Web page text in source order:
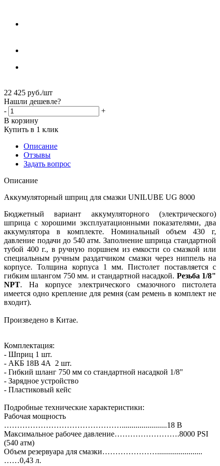
22 425 руб./шт
Нашли дешевле?
-
+
В корзину
Купить в 1 клик
Описание
Отзывы
Задать вопрос
Описание
Аккумуляторный шприц для смазки UNILUBE UG 8000
Бюджетный вариант аккумуляторного (электрического)
шприца с хорошими эксплуатационными показателями, два
аккумулятора в комплекте. Номинальный объем 430 г,
давление подачи до 540 атм. Заполнение шприца стандартной
тубой 400 г., в ручную поршнем из емкости со смазкой или
специальным ручным раздатчиком смазки через ниппель на
корпусе. Толщина корпуса 1 мм. Пистолет поставляется с
гибким шлангом 750 мм. и стандартной насадкой. Резьба 1/8"
NPT. На корпусе электрического смазочного пистолета
имеется одно крепление для ремня (сам ремень в комплект не
входит).
Произведено в Китае.
Комплектация:
- Шприц 1 шт.
- АКБ 18В 4А 2 шт.
- Гибкий шланг 750 мм со стандартной насадкой 1/8"
- Зарядное устройство
- Пластиковый кейс
Подробные технические характеристики:
Рабочая мощность
……………………………………….......................18 В
Максимальное рабочее давление…………………….8000 PSI
(540 атм)
Объем резервуара для смазки………………….......................
……0,43 л.